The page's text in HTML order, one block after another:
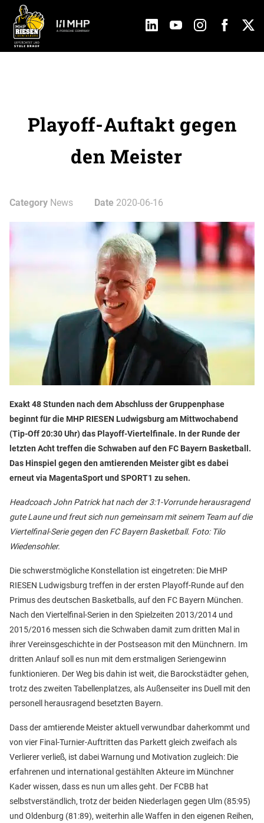
Playoff-Auftakt gegen
den Meister
Category News Date 2020-06-16
Exakt 48 Stunden nach dem Abschluss der Gruppenphase
beginnt für die MHP RIESEN Ludwigsburg am Mittwochabend
(Tip-Off 20:30 Uhr) das Playoff-Viertelfinale. In der Runde der
letzten Acht treffen die Schwaben auf den FC Bayern Basketball.
Das Hinspiel gegen den amtierenden Meister gibt es dabei
erneut via MagentaSport und SPORT1 zu sehen.
Headcoach John Patrick hat nach der 3:1-Vorrunde herausragend
gute Laune und freut sich nun gemeinsam mit seinem Team auf die
Viertelfinal-Serie gegen den FC Bayern Basketball. Foto: Tilo
Wiedensohler.
Die schwerstmögliche Konstellation ist eingetreten: Die MHP
RIESEN Ludwigsburg treffen in der ersten Playoff-Runde auf den
Primus des deutschen Basketballs, auf den FC Bayern München.
Nach den Viertelfinal-Serien in den Spielzeiten 2013/2014 und
2015/2016 messen sich die Schwaben damit zum dritten Mal in
ihrer Vereinsgeschichte in der Postseason mit den Münchnern. Im
dritten Anlauf soll es nun mit dem erstmaligen Seriengewinn
funktionieren. Der Weg bis dahin ist weit, die Barockstädter gehen,
trotz des zweiten Tabellenplatzes, als Außenseiter ins Duell mit den
personell herausragend besetzten Bayern.
Dass der amtierende Meister aktuell verwundbar daherkommt und
von vier Final-Turnier-Auftritten das Parkett gleich zweifach als
Verlierer verließ, ist dabei Warnung und Motivation zugleich: Die
erfahrenen und international gestählten Akteure im Münchner
Kader wissen, dass es nun um alles geht. Der FCBB hat
selbstverständlich, trotz der beiden Niederlagen gegen Ulm (85:95)
und Oldenburg (81:89), weiterhin alle Waffen in den eigenen Reihen,